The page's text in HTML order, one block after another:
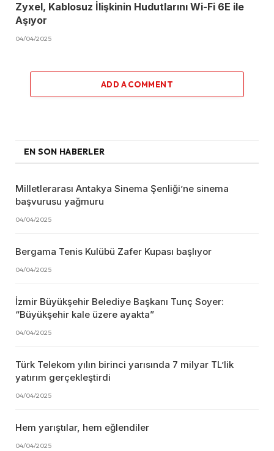
Zyxel, Kablosuz İlişkinin Hudutlarını Wi-Fi 6E ile
Aşıyor
04/04/2025
ADD A COMMENT
EN SON HABERLER
Milletlerarası Antakya Sinema Şenliği’ne sinema
başvurusu yağmuru
04/04/2025
Bergama Tenis Kulübü Zafer Kupası başlıyor
04/04/2025
İzmir Büyükşehir Belediye Başkanı Tunç Soyer:
“Büyükşehir kale üzere ayakta”
04/04/2025
Türk Telekom yılın birinci yarısında 7 milyar TL’lik
yatırım gerçekleştirdi
04/04/2025
Hem yarıştılar, hem eğlendiler
04/04/2025